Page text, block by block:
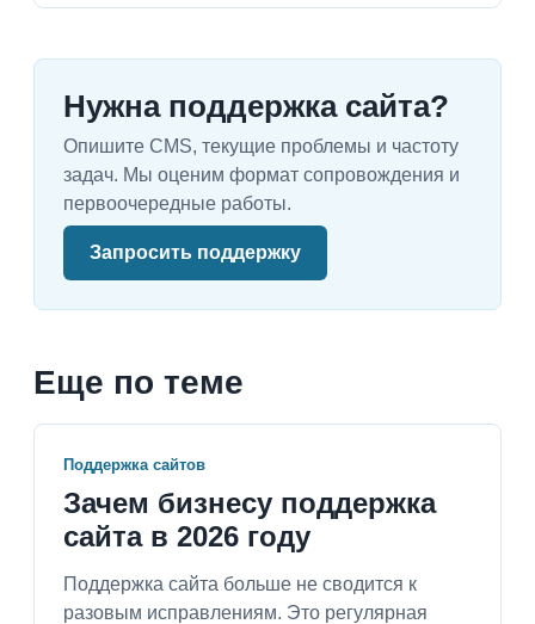
Нужна поддержка сайта?
Опишите CMS, текущие проблемы и частоту
задач. Мы оценим формат сопровождения и
первоочередные работы.
Запросить поддержку
Еще по теме
Поддержка сайтов
Зачем бизнесу поддержка
сайта в 2026 году
Поддержка сайта больше не сводится к
разовым исправлениям. Это регулярная